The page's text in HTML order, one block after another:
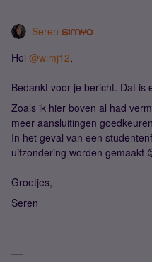
Seren
Hoi @wimj12,
Bedankt voor je bericht. Dat is
Zoals ik hier boven al had
meer aansluitingen
In het geval van een
uitzondering worden gemaakt
Groetjes,
Seren